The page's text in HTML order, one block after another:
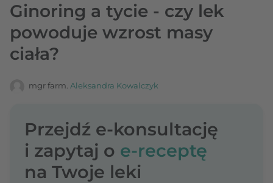
Ginoring a tycie - czy lek
powoduje wzrost masy
ciała?
mgr farm. Aleksandra Kowalczyk
Przejdź e-konsultację
i zapytaj o e-receptę
na Twoje leki